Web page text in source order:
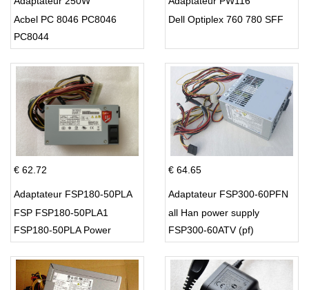
Acbel PC 8046 PC8046
PC8044
Dell Optiplex 760 780 SFF
€ 62.72
Adaptateur FSP180-50PLA
FSP FSP180-50PLA1
FSP180-50PLA Power
€ 64.65
Adaptateur FSP300-60PFN
all Han power supply
FSP300-60ATV (pf)